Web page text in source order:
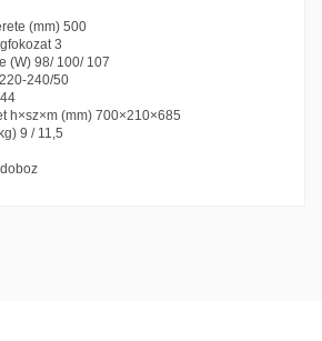
(mm) 500
3
(W) 98/ 100/ 107
240/50
h×sz×m (mm) 700×210×685
9 / 11,5